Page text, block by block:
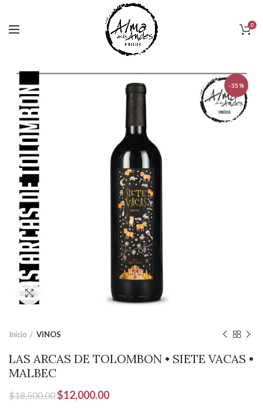
0
-35%
Inicio VINOS
LAS ARCAS DE TOLOMBON • SIETE VACAS •
MALBEC
$18,500.00 El
$12,000.00El